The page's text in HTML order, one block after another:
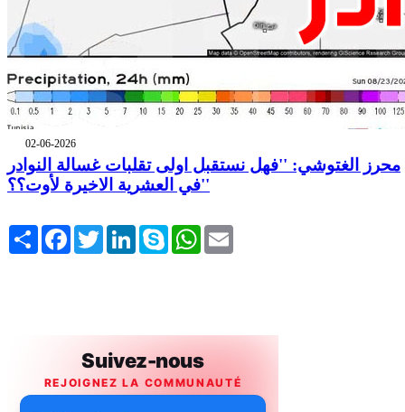
02-06-2026
محرز الغتوشي: ''فهل نستقبل اولى تقلبات غسالة النوادر
في العشرية الاخيرة لأوت؟؟''
Share FacebookTwitterLinkedInSkype WhatsApp